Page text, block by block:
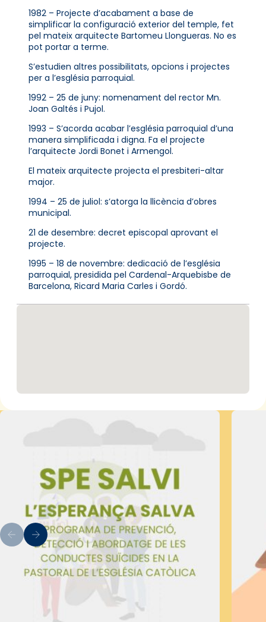
1982 – Projecte d’acabament a base de
simplificar la configuració exterior del temple, fet
pel mateix arquitecte Bartomeu Llongueras. No es
pot portar a terme.
S’estudien altres possibilitats, opcions i projectes
per a l’església parroquial.
1992 – 25 de juny: nomenament del rector Mn.
Joan Galtés i Pujol.
1993 – S’acorda acabar l’església parroquial d’una
manera simplificada i digna. Fa el projecte
l’arquitecte Jordi Bonet i Armengol.
El mateix arquitecte projecta el presbiteri-altar
major.
1994 – 25 de juliol: s’atorga la llicència d’obres
municipal.
21 de desembre: decret episcopal aprovant el
projecte.
1995 – 18 de novembre: dedicació de l’església
parroquial, presidida pel Cardenal-Arquebisbe de
Barcelona, Ricard Maria Carles i Gordó.